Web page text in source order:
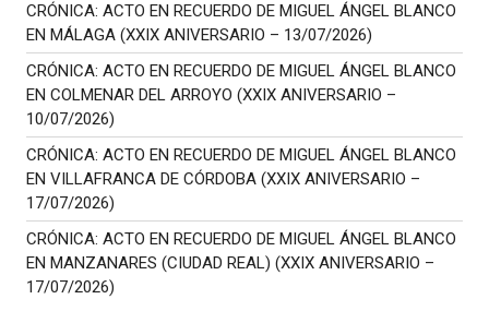
CRÓNICA: ACTO EN RECUERDO DE MIGUEL ÁNGEL BLANCO
EN MÁLAGA (XXIX ANIVERSARIO – 13/07/2026)
CRÓNICA: ACTO EN RECUERDO DE MIGUEL ÁNGEL BLANCO
EN COLMENAR DEL ARROYO (XXIX ANIVERSARIO –
10/07/2026)
CRÓNICA: ACTO EN RECUERDO DE MIGUEL ÁNGEL BLANCO
EN VILLAFRANCA DE CÓRDOBA (XXIX ANIVERSARIO –
17/07/2026)
CRÓNICA: ACTO EN RECUERDO DE MIGUEL ÁNGEL BLANCO
EN MANZANARES (CIUDAD REAL) (XXIX ANIVERSARIO –
17/07/2026)